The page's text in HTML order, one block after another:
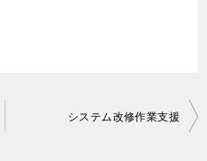
システム改修作業支援